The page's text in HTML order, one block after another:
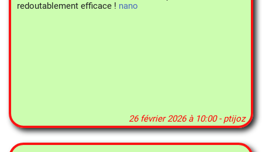
redoutablement efficace ! nano
26 février 2026 à 10:00 - ptijoz